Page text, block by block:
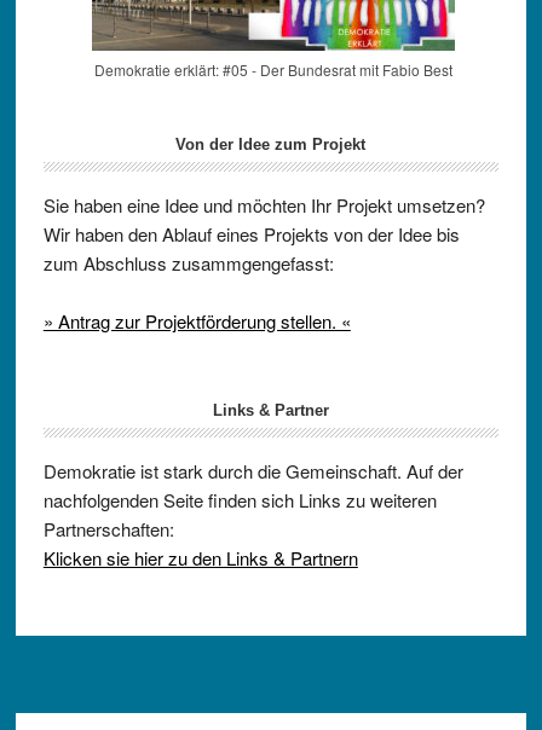
Demokratie erklärt: #05 - Der Bundesrat mit Fabio Best
Von der Idee zum Projekt
Sie haben eine Idee und möchten Ihr Projekt umsetzen?
Wir haben den Ablauf eines Projekts von der Idee bis
zum Abschluss zusammgengefasst:
» Antrag zur Projektförderung stellen. «
Links & Partner
Demokratie ist stark durch die Gemeinschaft. Auf der
nachfolgenden Seite finden sich Links zu weiteren
Partnerschaften:
Klicken sie hier zu den Links & Partnern